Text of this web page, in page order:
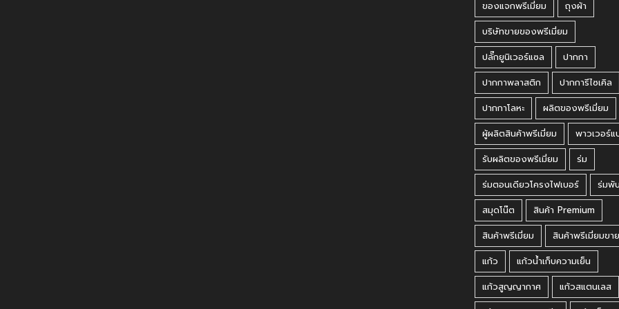
ของแจกพรีเมี่ยม
ถุงผ้า
บริษัทขายของพรีเมี่ยม
ปลั๊กยูนิเวอร์แซล
ปากกา
ปากกาพลาสติก
ปากการีไซเคิล
ปากกาโลหะ
ผลิตของพรีเมี่ยม
ผู้ผลิตสินค้าพรีเมี่ยม
พาวเวอร์
รับผลิตของพรีเมี่ยม
ร่ม
ร่มตอนเดียวโครงไฟเบอร์
ร่มพับ
สมุดโน๊ต
สินค้า Premium
สินค้าพรีเมี่ยม
สินค้าพรีเมี่ยมขา
แก้ว
แก้วน้ำเก็บความเย็น
แก้วสูญญากาศ
แก้วสแตนเลส